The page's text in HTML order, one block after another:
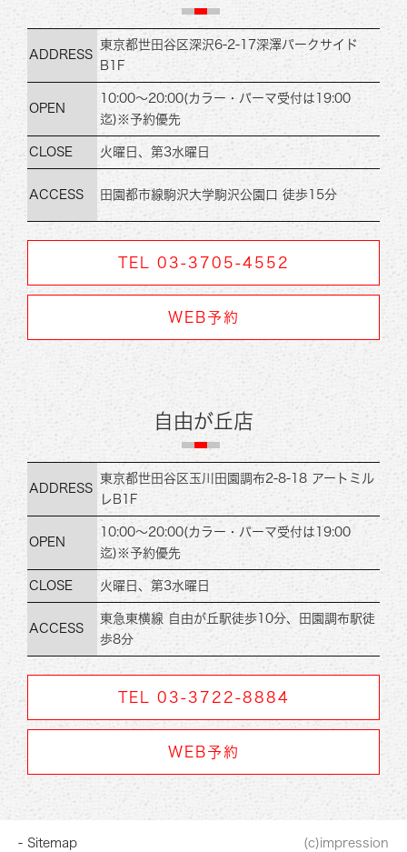
ADDRESS
東京都世田谷区深沢6-2-17深澤パークサイド
B1F
OPEN
10:00～20:00(カラー・パーマ受付は19:00
迄) ※予約優先
CLOSE 火曜日、第3水曜日
ACCESS 田園都市線駒沢大学駒沢公園口 徒歩15分
TEL 03-3705-4552
WEB予約
自由が丘店
ADDRESS
東京都世田谷区玉川田 園調布2-8-18 アートミル
レB1F
OPEN
10:00～20:00(カラー・パーマ受付は19:00
迄)※予約優先
CLOSE 火曜日、第3水曜日
ACCESS
東急東横線 自由が丘駅徒歩10分、
田園調布駅徒
歩8分
TEL 03-3722-8884
WEB予約
- Sitemap (c)impression